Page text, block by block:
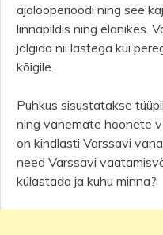
ajalooperioodi ning see
linnapildis ning elanikes.
jälgida nii lastega kui
kõigile.
Puhkus sisustatakse
ning vanemate hoonete
on kindlasti Varssavi
need Varssavi
külastada ja kuhu minna?